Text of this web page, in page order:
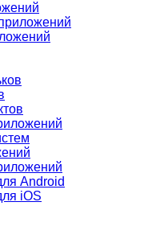
Android
iOS